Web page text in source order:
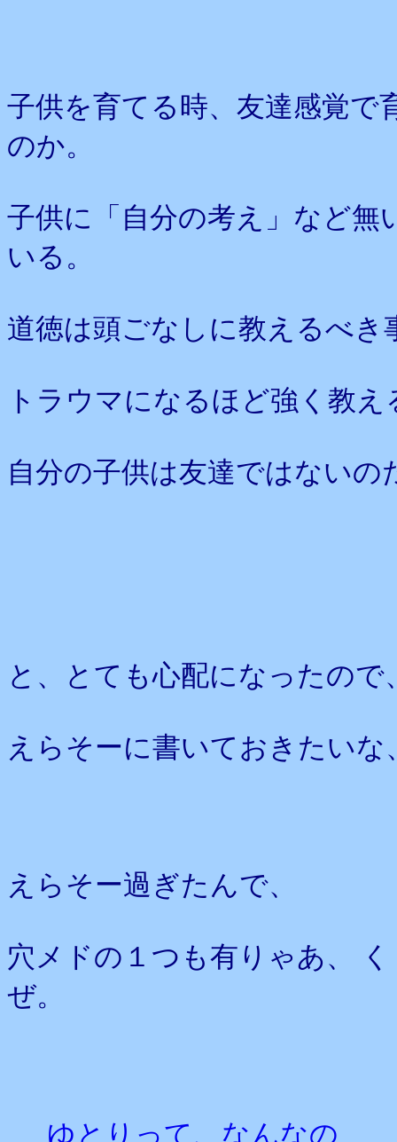
子供を育てる時、友達感覚
のか。
子供に「自分の考え」など無
いる。
道徳は頭ごなしに教えるべき
トラウマになるほど強く教
自分の子供は友達ではないの
と、とても心配になったので
えらそーに書いておきたい
えらそー過ぎたんで、
穴メドの１つも有りゃあ、
ぜ。
ゆとりって、なんなの